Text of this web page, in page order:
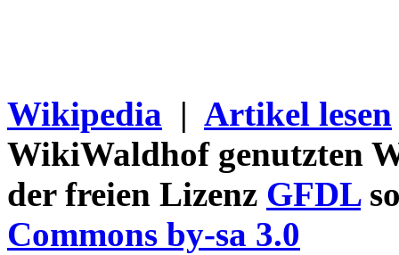
Wikipedia | Artikel lesen
WikiWaldhof genutzten
der freien Lizenz GFDL
Commons by-sa 3.0